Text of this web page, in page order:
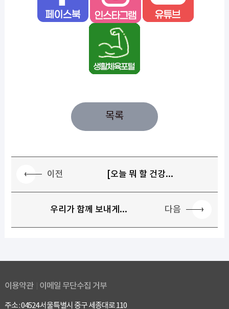
목록
이전 [오늘 뭐 할 건강...
우리가 함께 보내게... 다음
이용약관 이메일 무단수집 거부
주소 : 04524 서울특별시 중구 세종대로 110